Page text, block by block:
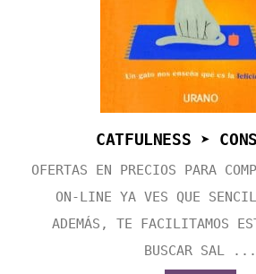
CATFULNESS ➤
OFERTAS EN PRECIOS PARA
ON-LINE YA VES QUE
ADEMÁS, TE FACILITAMOS
BUSCAR SAL ...